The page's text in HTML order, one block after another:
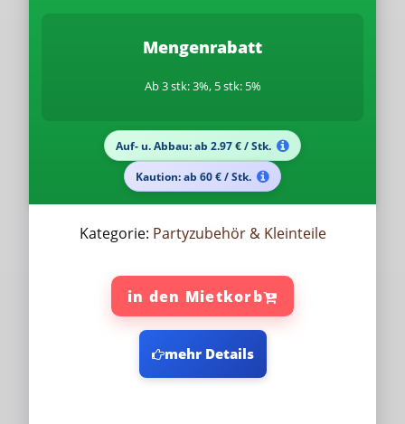
Mengenrabatt
Ab 3 stk: 3%, 5 stk: 5%
Auf- u. Abbau: ab 2.97 € / Stk.
Kaution: ab 60 € / Stk.
Kategorie: Partyzubehör & Kleinteile
in den Mietkorb
mehr Details